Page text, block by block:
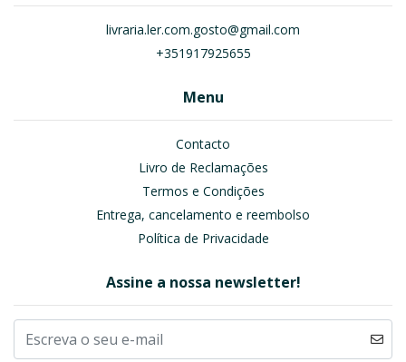
livraria.ler.com.gosto@gmail.com
+351917925655
Menu
Contacto
Livro de Reclamações
Termos e Condições
Entrega, cancelamento e reembolso
Política de Privacidade
Assine a nossa newsletter!